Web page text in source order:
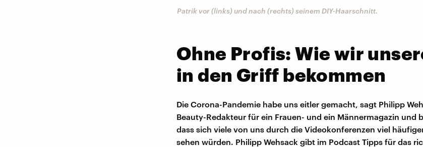
Patrik vor (links) und nach (rechts) seinem DIY-Haarschnitt.
Ohne Profis: Wie wir
in den Griff bekommen
Die Corona-Pandemie habe uns eitler gemacht, sagt Philipp
Beauty-Redakteur für ein Frauen- und ein Männermagazin und
dass sich viele von uns durch die Videokonferenzen viel
sehen würden. Philipp Wehsack gibt im Podcast Tipps für das